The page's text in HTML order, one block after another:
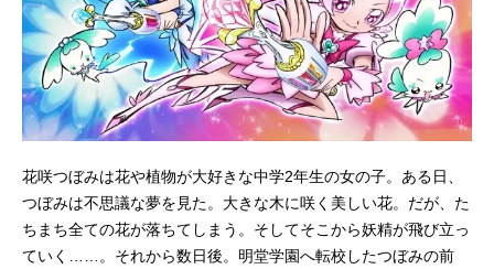
花咲つぼみは花や植物が大好きな中学2年生の女の子。ある日、
つぼみは不思議な夢を見た。大きな木に咲く美しい花。だが、た
ちまち全ての花が落ちてしまう。そしてそこから妖精が飛び立っ
ていく……。それから数日後。明堂学園へ転校したつぼみの前